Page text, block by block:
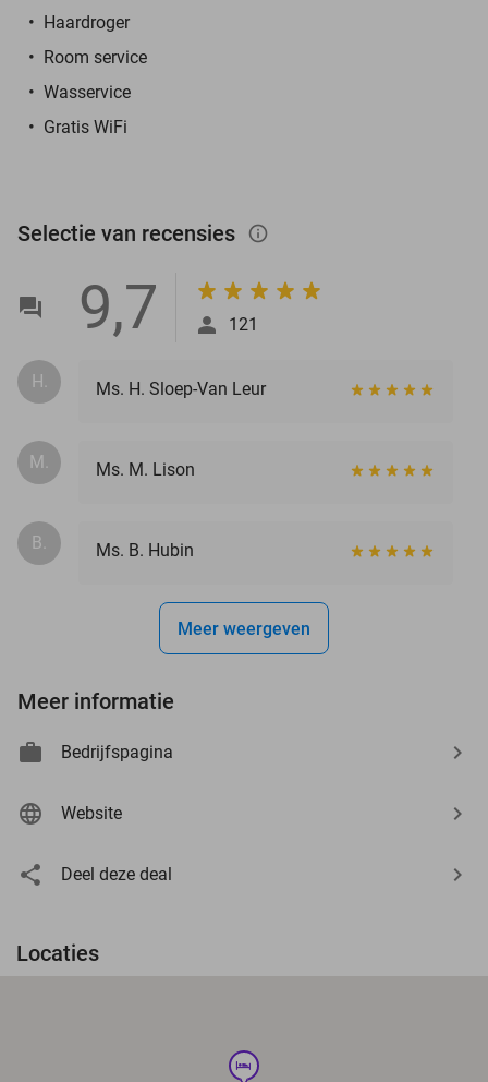
Haardroger
Room service
Wasservice
Gratis WiFi
Selectie van recensies info_outlined
9,7 121
H. Ms. H. Sloep-Van Leur
M. Ms. M. Lison
B. Ms. B. Hubin
Meer weergeven
Meer informatie
Bedrijfspagina
Website
Deel deze deal
Locaties
hotel